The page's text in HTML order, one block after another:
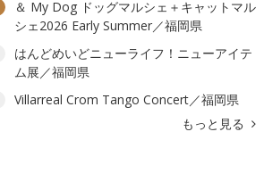
＆ My Dog ドッグマルシェ＋キャットマル
シェ2026 Early Summer／福岡県
はんどめいどニューライフ！ニューアイテ
ム展／福岡県
Villarreal Crom Tango Concert／福岡県
もっと見る